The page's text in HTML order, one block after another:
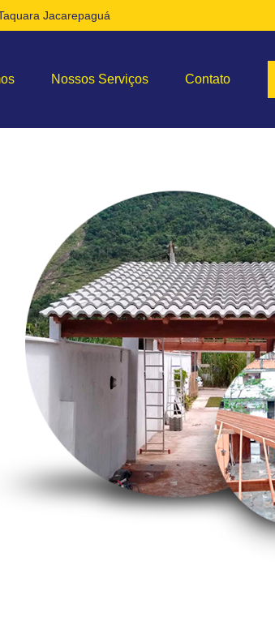
Jacarepaguá
Nossos Serviços Contato